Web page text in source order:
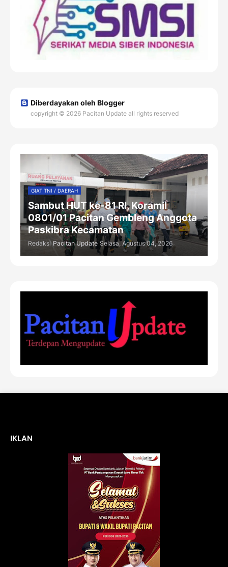
Diberdayakan oleh Blogger
copyright © 2026 Pacitan Update all rights reserved
GIAT TNI / DAERAH
Sambut HUT ke-81 RI, Koramil
0801/01 Pacitan Gembleng Anggota
Paskibra Kecamatan
Redaksi Pacitan Update Selasa, Agustus 04, 2026
IKLAN